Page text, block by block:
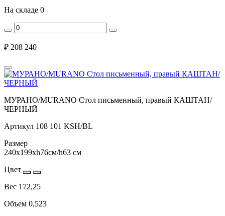
На складе 0
₽ 208 240
МУРАНО/MURANO Стол письменный, правый КАШТАН/
ЧЕРНЫЙ
Артикул 108 101 KSH/BL
Размер
240x199xh76см/h63 см
Цвет
Вес 172,25
Объем 0,523